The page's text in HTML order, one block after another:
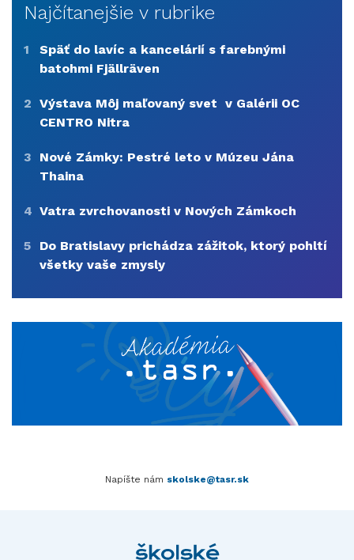
Najčítanejšie v rubrike
1
Späť do lavíc a kancelárií s farebnými
batohmi Fjällräven
2 Výstava Môj maľovaný svet v Galérii OC
CENTRO Nitra
3
Nové Zámky: Pestré leto v Múzeu Jána
Thaina
4 Vatra zvrchovanosti v Nových Zámkoch
5
Do Bratislavy prichádza zážitok, ktorý pohltí
všetky vaše zmysly
Napíšte nám skolske@tasr.sk